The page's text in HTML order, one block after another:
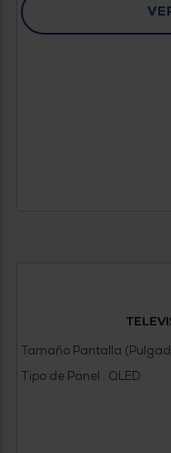
Tamaño Pantalla
Tipo de Panel : QLED